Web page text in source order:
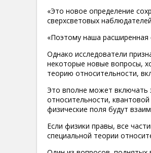
«Это новое определение
сверхсветовых
«Поэтому наша расширенная
Однако исследователи
некоторые новые вопросы,
теорию относительности,
Это вполне может включать
относительности,
физические поля будут
Если физики правы, все
специальной теории